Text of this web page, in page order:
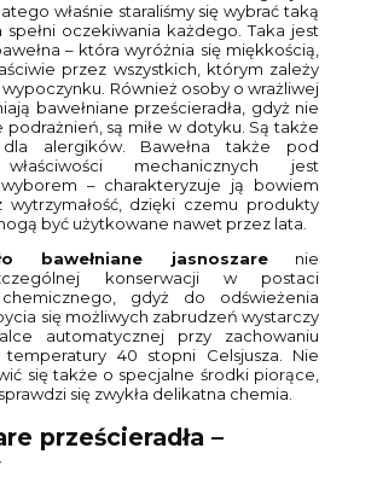
właśnie staraliśmy się wybrać taką
spełni oczekiwania każdego. Taka jest
– która wyróżnia się miękkością,
przez wszystkich, którym zależy
Również osoby o wrażliwej
bawełniane prześcieradła, gdyż nie
podrażnień, są miłe w dotyku. Są także
alergików. Bawełna także pod
mechanicznych jest
wyborem – charakteryzuje ją bowiem
wytrzymałość, dzięki czemu produkty
być użytkowane nawet przez lata.
bawełniane jasnoszarenie
konserwacji w postaci
chemicznego, gdyż do odświeżenia
się możliwych zabrudzeń wystarczy
automatycznej przy zachowaniu
temperatury 40 stopni Celsjusza. Nie
się także o specjalne środki piorące,
się zwykła delikatna chemia.
prześcieradła –